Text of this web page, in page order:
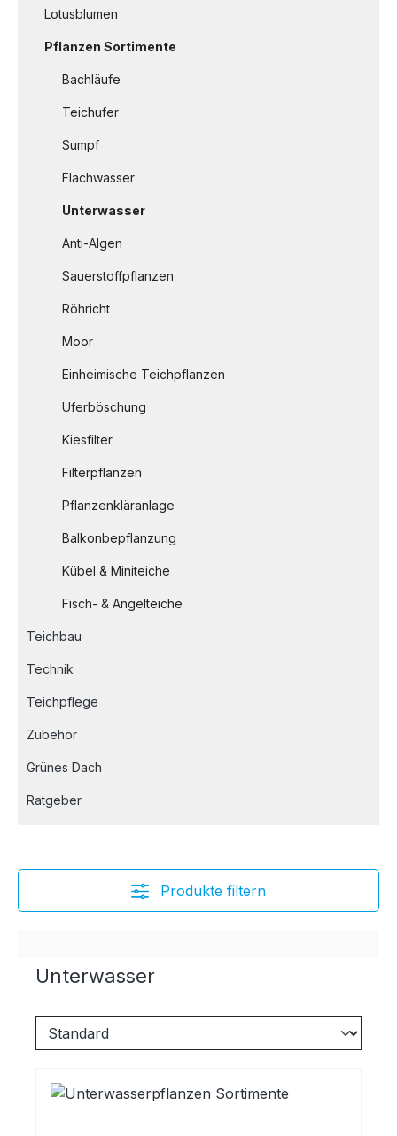
Lotusblumen
Pflanzen Sortimente
Bachläufe
Teichufer
Sumpf
Flachwasser
Unterwasser
Anti-Algen
Sauerstoffpflanzen
Röhricht
Moor
Einheimische Teichpflanzen
Uferböschung
Kiesfilter
Filterpflanzen
Pflanzenkläranlage
Balkonbepflanzung
Kübel & Miniteiche
Fisch- & Angelteiche
Teichbau
Technik
Teichpflege
Zubehör
Grünes Dach
Ratgeber
Produkte filtern
Unterwasser